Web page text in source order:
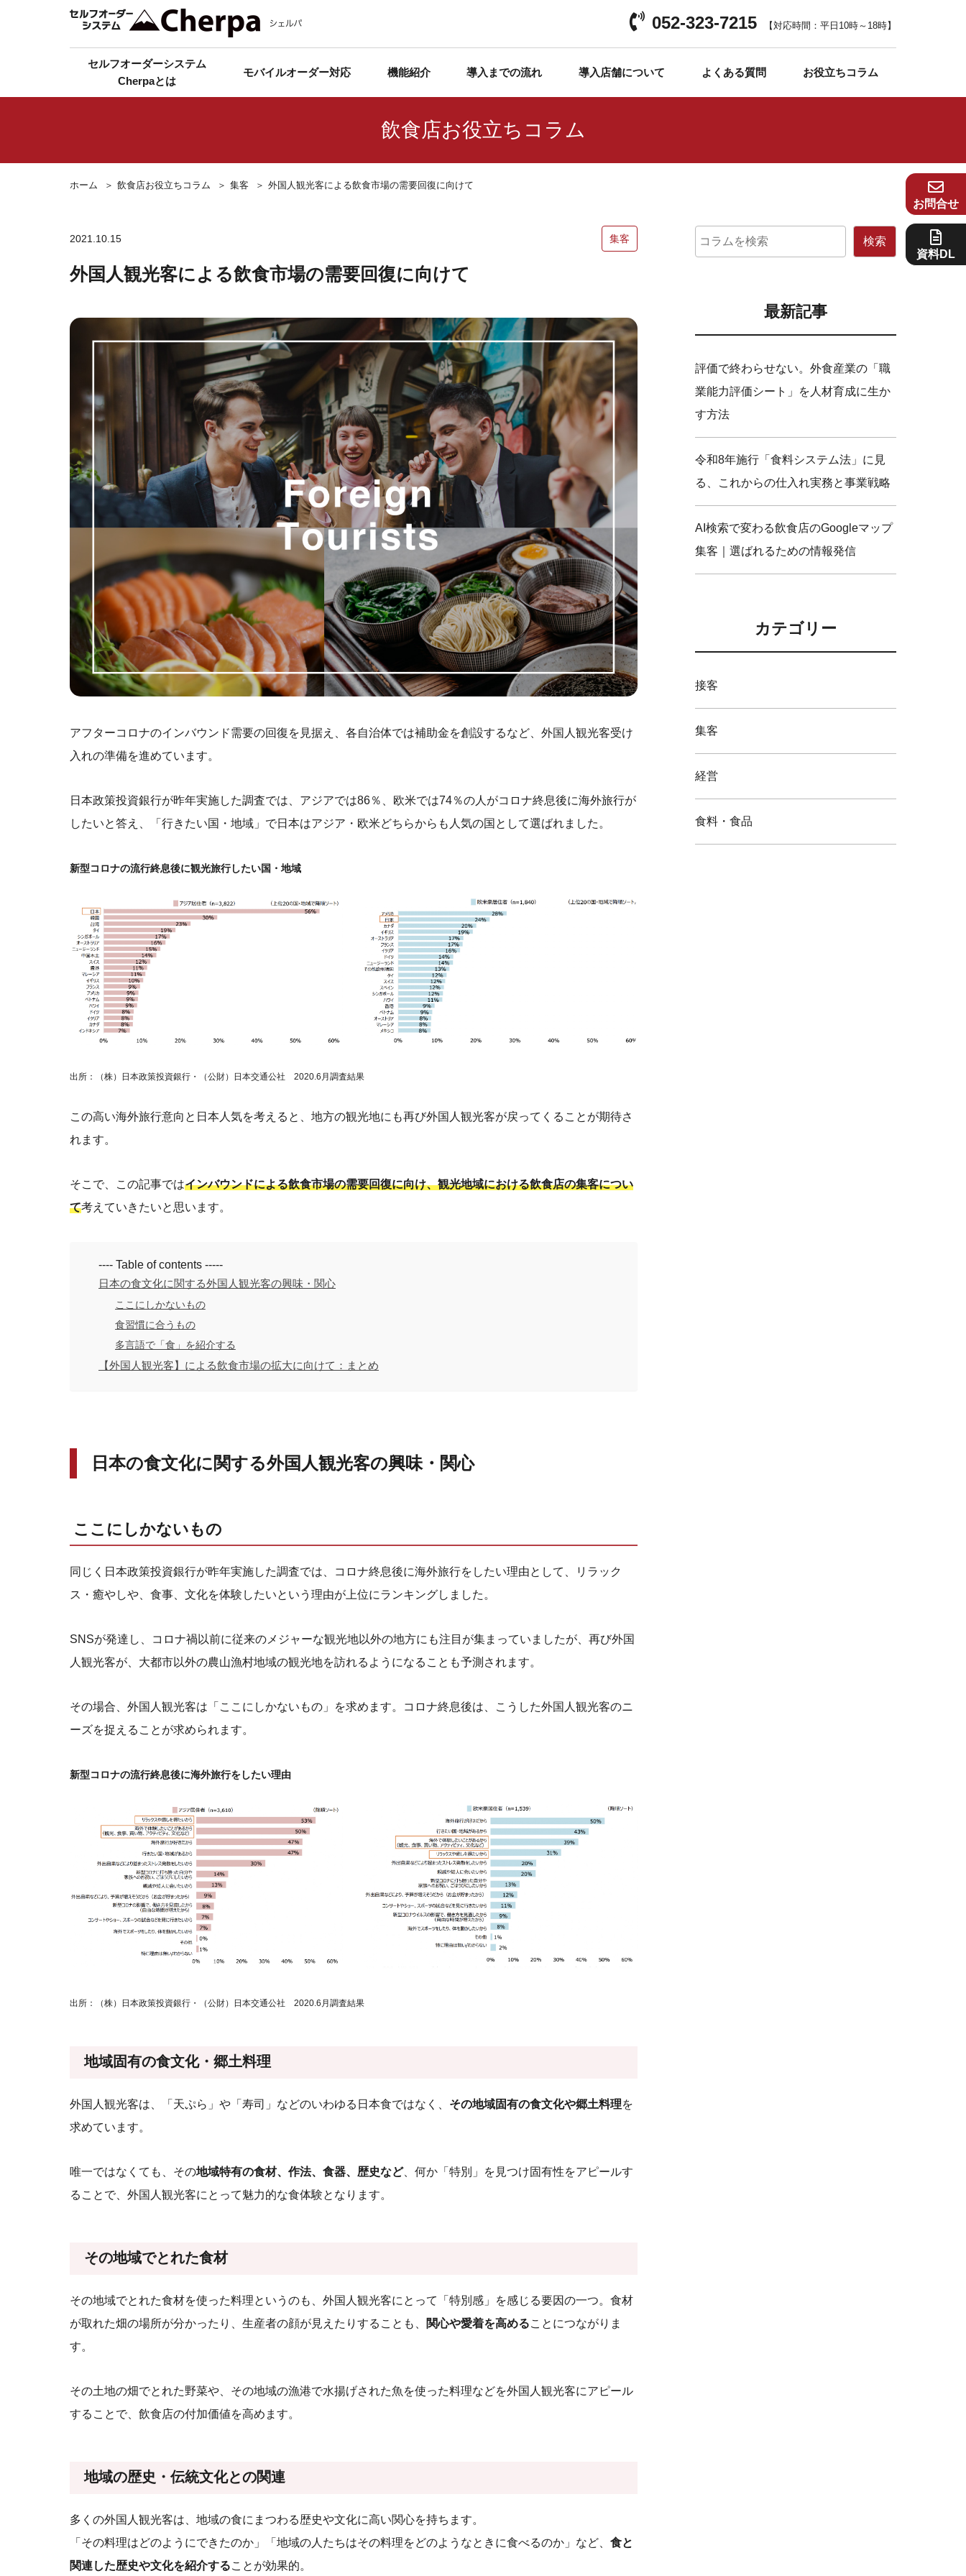
052-323-7215 【対応時間：平日10時～18時】
セルフオーダーシステム
Cherpaとは
モバイルオーダー対応 機能紹介 導入までの流れ 導入店舗について よくある質問 お役立ちコラム
飲食店お役立ちコラム
ホーム 飲食店お役立ちコラム 集客 外国人観光客による飲食市場の需要回復に向けて
2021.10.15 集客
外国人観光客による飲食市場の需要回復に向けて
アフターコロナのインバウンド需要の回復を見据え、各自治体では補助金を創設するなど、外国人観光客受け
入れの準備を進めています。
日本政策投資銀行が昨年実施した調査では、アジアでは86％、欧米では74％の人がコロナ終息後に海外旅行が
したいと答え、「行きたい国・地域」で日本はアジア・欧米どちらからも人気の国として選ばれました。
新型コロナの流行終息後に観光旅行したい国・地域
出所：（株）日本政策投資銀行・（公財）日本交通公社 2020.6月調査結果
この高い海外旅行意向と日本人気を考えると、地方の観光地にも再び外国人観光客が戻ってくることが期待さ
れます。
そこで、この記事ではインバウンドによる飲食市場の需要回復に向け、観光地域における飲食店の集客につい
て考えていきたいと思います。
---- Table of contents -----
日本の食文化に関する外国人観光客の興味・関心
ここにしかないもの
食習慣に合うもの
多言語で「食」を紹介する
【外国人観光客】による飲食市場の拡大に向けて：まとめ
日本の食文化に関する外国人観光客の興味・関心
ここにしかないもの
同じく日本政策投資銀行が昨年実施した調査では、コロナ終息後に海外旅行をしたい理由として、リラック
ス・癒やしや、食事、文化を体験したいという理由が上位にランキングしました。
SNSが発達し、コロナ禍以前に従来のメジャーな観光地以外の地方にも注目が集まっていましたが、再び外国
人観光客が、大都市以外の農山漁村地域の観光地を訪れるようになることも予測されます。
その場合、外国人観光客は「ここにしかないもの」を求めます。コロナ終息後は、こうした外国人観光客のニ
ーズを捉えることが求められます。
新型コロナの流行終息後に海外旅行をしたい理由
出所：（株）日本政策投資銀行・（公財）日本交通公社 2020.6月調査結果
地域固有の食文化・郷土料理
外国人観光客は、「天ぷら」や「寿司」などのいわゆる日本食ではなく、 その地域固有の食文化や郷土料理を
求めています。
唯一ではなくても、その地域特有の食材、作法、食器、歴史など、何か「特別」を見つけ固有性をアピールす
ることで、外国人観光客にとって魅力的な食体験となります。
その地域でとれた食材
その地域でとれた食材を使った料理というのも、外国人観光客にとって「特別感」を感じる要因の一つ。食材
が取れた畑の場所が分かったり、生産者の顔が見えたりすることも、
関心や愛着を高めることにつながりま
す。
その土地の畑でとれた野菜や、その地域の漁港で水揚げされた魚を使った料理などを外国人観光客にアピール
することで、飲食店の付加価値を高めます。
地域の歴史・伝統文化との関連
多くの外国人観光客は、地域の食にまつわる歴史や文化に高い関心を持ちます。
「その料理はどのようにできたのか」「地域の人たちはその料理をどのようなときに食べるのか」など、 食と
関連した歴史や文化を紹介することが効果的。
検索
最新記事
評価で終わらせない。外食産業の「職
業能力評価シート」を人材育成に生か
す方法
令和8年施行「食料システム法」に見
る、これからの仕入れ実務と事業戦略
AI検索で変わる飲食店のGoogleマップ
集客｜選ばれるための情報発信
カテゴリー
接客
集客
経営
食料・食品
お問合せ
資料DL